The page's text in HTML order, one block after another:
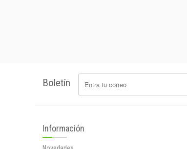
Boletín
Información